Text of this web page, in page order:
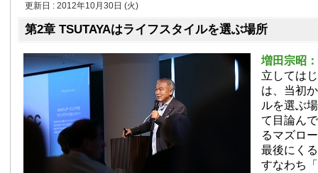
更新日 : 2012年10月30日 (火)
第2章 TSUTAYAはライフスタイルを選ぶ場所
増田宗昭
立しては
は、当初
ルを選ぶ
て目論ん
るマズロ
最後にく
すなわち